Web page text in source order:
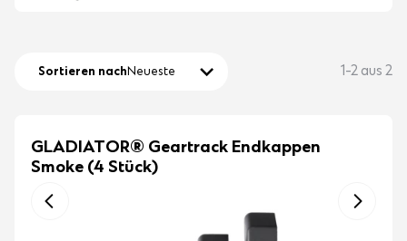
Sortieren nachNeueste 1-2 aus 2
GLADIATOR® Geartrack Endkappen
Smoke (4 Stück)